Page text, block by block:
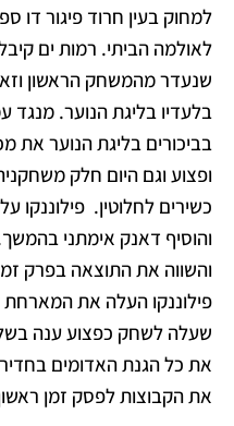
למחוק בעין חרוד פיגור דו
לאולמה הביתי. רמות ים
שנעדר מהמשחק הראשון
בלעדיו בליגת הנוער.
בביכורים בליגת הנוער את
ופצוע וגם היום חלק
כשירים לחלוטין. פילוננקו
והוסיף דאנק אימתני
והשווה את התוצאה בפרק
שעלה לשחק כפצוע ענה
את כל הגנת האדומים
את הקבוצות לפסק זמן ראשון (16:18,